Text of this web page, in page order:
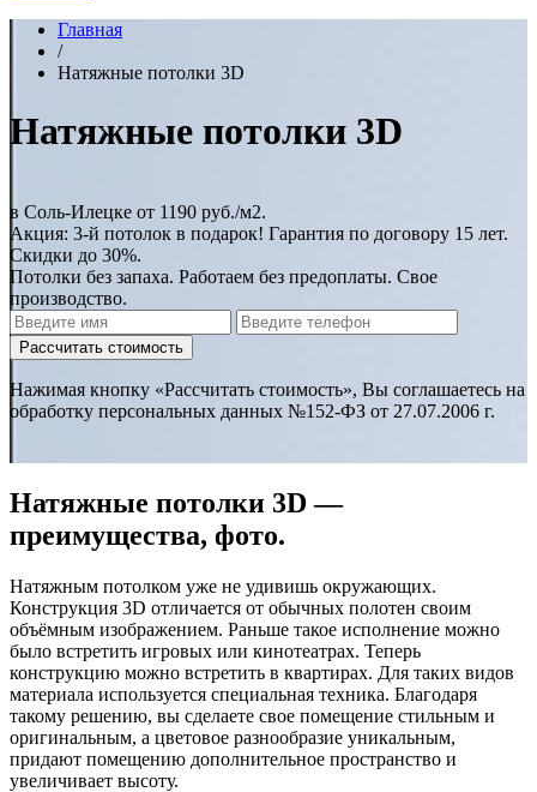
Главная
/
Натяжные потолки 3D
Натяжные потолки 3D
в Соль-Илецке от 1190 руб./м2.
Акция: 3-й потолок в подарок! Гарантия по договору 15 лет.
Скидки до 30%.
Потолки без запаха. Работаем без предоплаты. Свое
производство.
Нажимая кнопку «Рассчитать стоимость», Вы соглашаетесь на
обработку персональных данных №152-ФЗ от 27.07.2006 г.
Натяжные потолки 3D —
преимущества, фото.
Натяжным потолком уже не удивишь окружающих.
Конструкция 3D отличается от обычных полотен своим
объёмным изображением. Раньше такое исполнение можно
было встретить игровых или кинотеатрах. Теперь
конструкцию можно встретить в квартирах. Для таких видов
материала используется специальная техника. Благодаря
такому решению, вы сделаете свое помещение стильным и
оригинальным, а цветовое разнообразие уникальным,
придают помещению дополнительное пространство и
увеличивает высоту.